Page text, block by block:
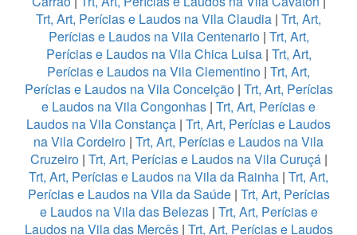
Trt, Art, Perícias e Laudos na Vila Claudia | Trt, Art,
Perícias e Laudos na Vila Centenario| Trt, Art,
Perícias e Laudos na Vila Chica Luisa | Trt, Art,
Perícias e Laudos na Vila Clementino | Trt, Art,
Perícias e Laudos na Vila Conceição| Trt, Art, Perícias
e Laudos na Vila Congonhas | Trt, Art, Perícias e
Laudos na Vila Constança | Trt, Art, Perícias e Laudos
na Vila Cordeiro | Trt, Art, Perícias e Laudos na Vila
Cruzeiro | Trt, Art, Perícias e Laudos na Vila Curuçá |
Trt, Art, Perícias e Laudos na Vila da Rainha | Trt, Art,
Perícias e Laudos na Vila da Saúde| Trt, Art, Perícias
e Laudos na Vila das Belezas| Trt, Art, Perícias e
Laudos na Vila das Mercês| Trt, Art, Perícias e Laudos